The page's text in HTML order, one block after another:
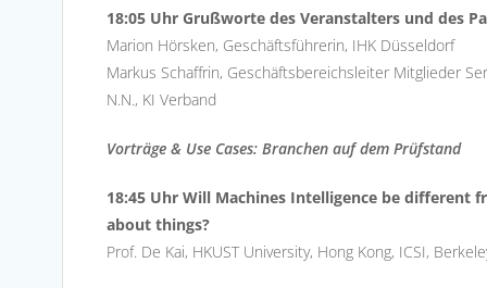
18:05 Uhr Grußworte des Veranstalters und des
Marion Hörsken, Geschäftsführerin, IHK Düsseldorf
Markus Schaffrin, Geschäftsbereichsleiter Mitglieder
N.N., KI Verband
Vorträge & Use Cases: Branchen auf dem Prüfstand
18:45 Uhr Will Machines Intelligence be
about things?
Prof. De Kai, HKUST University, Hong Kong, ICSI,